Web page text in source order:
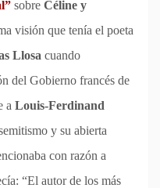
sobre Céline y
visión que tenía el poeta
Llosa cuando
del Gobierno francés de
a Louis-Ferdinand
y su abierta
con razón a
“El autor de los más